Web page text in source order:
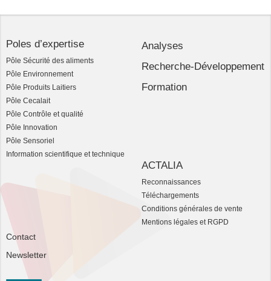
Poles d’expertise
Pôle Sécurité des aliments
Pôle Environnement
Pôle Produits Laitiers
Pôle Cecalait
Pôle Contrôle et qualité
Pôle Innovation
Pôle Sensoriel
Information scientifique et technique
Analyses
Recherche-Développement
Formation
ACTALIA
Reconnaissances
Téléchargements
Conditions générales de vente
Mentions légales et RGPD
Contact
Newsletter